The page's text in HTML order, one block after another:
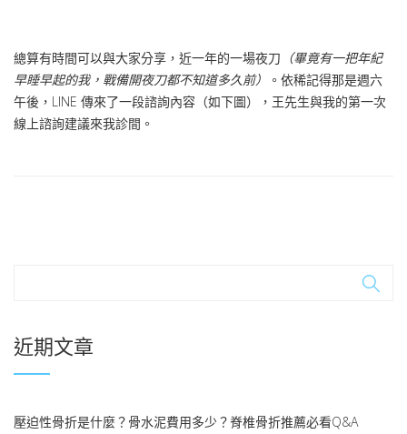
總算有時間可以與大家分享，近一年的一場夜刀 （畢竟有一把年紀
早睡早起的我，戰備開夜刀都不知道多久前）
。依稀記得那是週六
午後，LINE 傳來了一段諮詢內容（如下圖），王先生與我的第一次
線上諮詢建議來我診間。
近期文章
壓迫性骨折是什麼？骨水泥費用多少？脊椎骨折推薦必看Q&A